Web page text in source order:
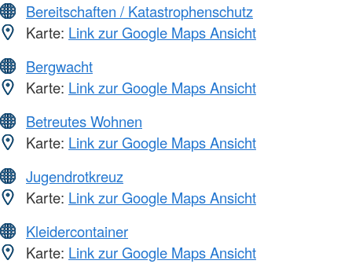
Bereitschaften / Katastrophenschutz
Karte: Link zur Google Maps Ansicht
Bergwacht
Karte: Link zur Google Maps Ansicht
Betreutes Wohnen
Karte: Link zur Google Maps Ansicht
Jugendrotkreuz
Karte: Link zur Google Maps Ansicht
Kleidercontainer
Karte: Link zur Google Maps Ansicht